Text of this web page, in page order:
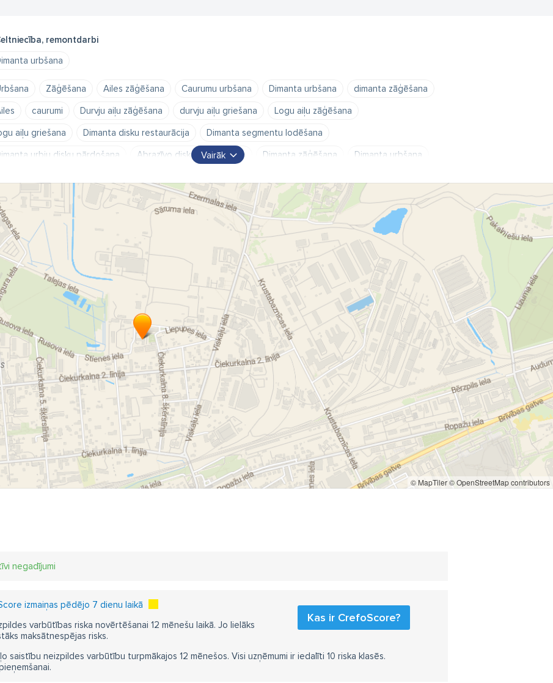
remontdarbi
urbšana
Zāģēšana Ailes zāģēšana Caurumu urbšana Dimanta urbšana
dimanta zāģēšana
caurumi Durvju aiļu zāģēšana durvju aiļu griešana
Logu aiļu zāģēšana
aiļu griešana
Dimanta disku restaurācija
Dimanta segmentu lodēšana
urbju disku pārdošana
Abrazīvo disku tirdzniecība Dimanta zāģēšana
Dimanta urbšana
zāģēšana visu veidu materiālos
Būvkonstrukciju urbšana zāģēšana mūrī
zāģēšana betonā
dzelzsbetonā
zāģēšana akmenī ar dimanta iekārtām bez putekļiem
Rekonstrukcija
metāla montāža
Dimanta kronis - atjaunošana
dimanta kroņa remonts
Dimanta segmentu metināšana.
Dimantu urbšana Urbšana betonā
Zāģēšana betonā
abrazīvie diski
ailes caurumu urbšana ar dimanta zāģiem
Ailes un caurumi
aiļu zāģēšana betonā
logu aiļu zāģēšana
dimanta urbju restaurācija
zāģēšana ar dimanta zāģiem
Urbšana zāģēšana dzelzsbetonā
zāģēšana betonā
urbšana ķieģeļos
Dimanta instrumenta tirdzniecība Dimanta diski
dimanta urbji
urbju atjaunošana
dimanta urbju restaurācija Urbšana betonā
zāģēšana betonā
ar dimanta zāģiem
Vairāk
© MapTiler© OpenStreetMap contributors
negadījumi
izmaiņas pēdējo 7 dienu laikā
Kas ir CrefoScore?
varbūtības riska novērtēšanai 12 mēnešu laikā. Jo lielāks
maksātnespējas risks.
saistību neizpildes varbūtību turpmākajos 12 mēnešos. Visi uzņēmumi ir iedalīti 10 riska klasēs.